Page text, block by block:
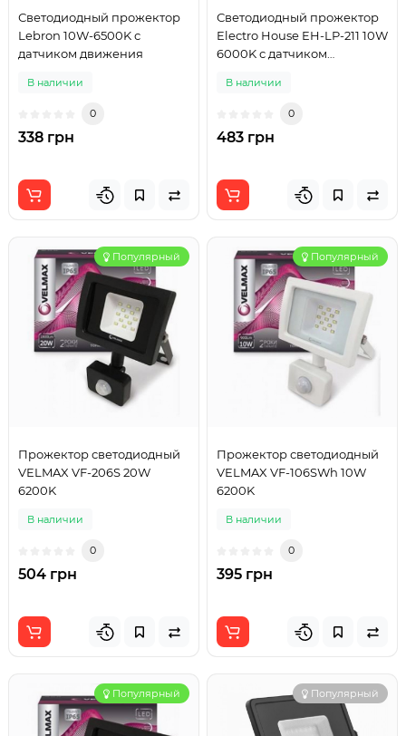
Светодиодный прожектор
Lebron 10W-6500K с
датчиком движения
В наличии
0
338 грн
Светодиодный прожектор
Electro House EH-LP-211 10W
6000K с датчиком
В наличии
0
483 грн
Популярный
Прожектор светодиодный
VELMAX VF-206S 20W
6200K
В наличии
0
504 грн
Популярный
Прожектор светодиодный
VELMAX VF-106SWh 10W
6200K
В наличии
0
395 грн
Популярный Популярный